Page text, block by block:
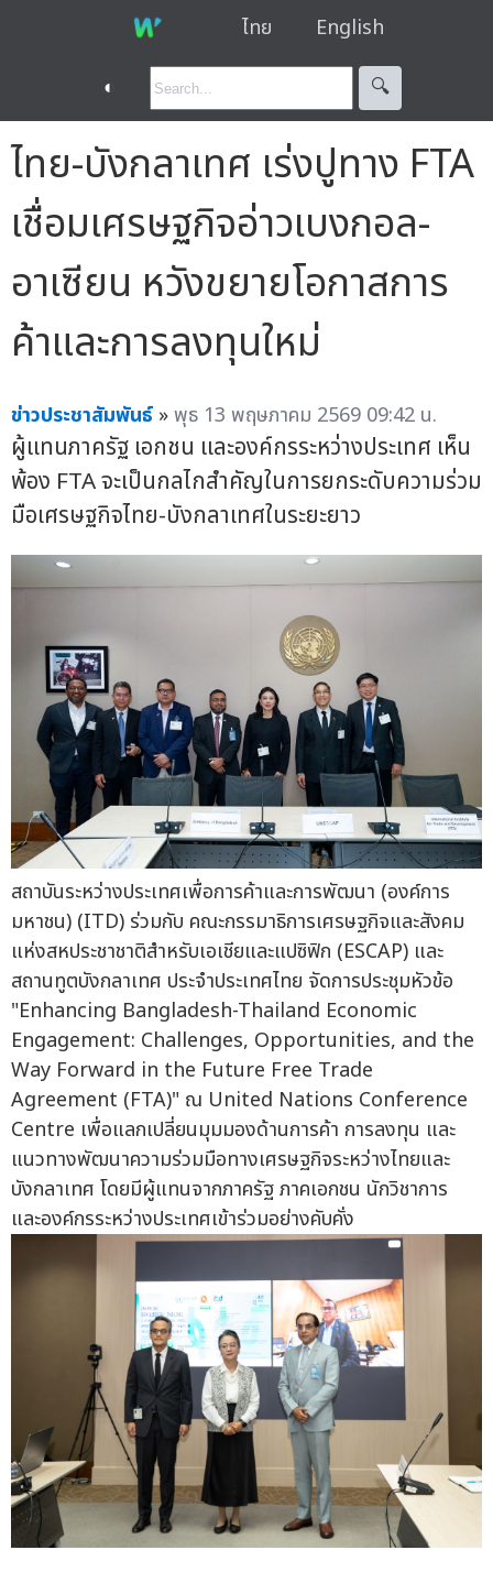
ไทย English
◐ 🔍︎
ไทย-บังกลาเทศ เร่งปูทาง FTA
เชื่อมเศรษฐกิจอ่าวเบงกอล-
อาเซียน หวังขยายโอกาสการ
ค้าและการลงทุนใหม่
ข่าวประชาสัมพันธ์ »พุธ 13 พฤษภาคม 2569 09:42 น.
ผู้แทนภาครัฐ เอกชน และองค์กรระหว่างประเทศ เห็น
พ้อง FTA จะเป็นกลไกสำคัญในการยกระดับความร่วม
มือเศรษฐกิจไทย-บังกลาเทศในระยะยาว
สถาบันระหว่างประเทศเพื่อการค้าและการพัฒนา (องค์การ
มหาชน) (ITD) ร่วมกับ คณะกรรมาธิการเศรษฐกิจและสังคม
แห่งสหประชาชาติสำหรับเอเชียและแปซิฟิก (ESCAP) และ
สถานทูตบังกลาเทศ ประจำประเทศไทย จัดการประชุมหัวข้อ
"Enhancing Bangladesh-Thailand Economic
Engagement: Challenges, Opportunities, and the
Way Forward in the Future Free Trade
Agreement (FTA)" ณ United Nations Conference
Centre เพื่อแลกเปลี่ยนมุมมองด้านการค้า การลงทุน และ
แนวทางพัฒนาความร่วมมือทางเศรษฐกิจระหว่างไทยและ
บังกลาเทศ โดยมีผู้แทนจากภาครัฐ ภาคเอกชน นักวิชาการ
และองค์กรระหว่างประเทศเข้าร่วมอย่างคับคั่ง